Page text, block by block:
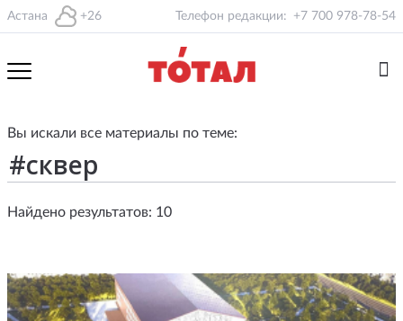
Астана +26 Телефон редакции: +7 700 978-78-54
Вы искали все материалы по теме:
Найдено результатов: 10